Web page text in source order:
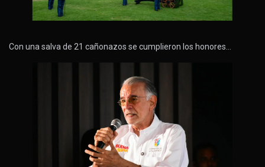
Con una salva de 21 cañonazos se cumplieron los honores…